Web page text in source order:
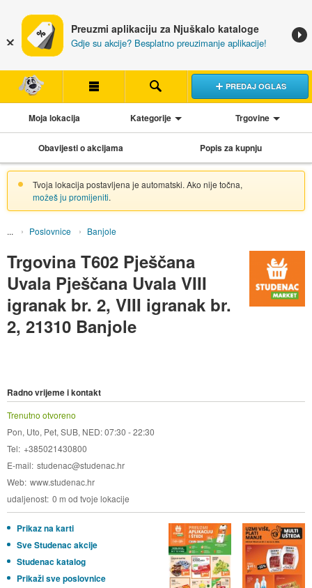
Preuzmi aplikaciju za Njuškalo kataloge
Gdje su akcije? Besplatno preuzimanje aplikacije!
PREDAJ OGLAS
Moja lokacija Kategorije Trgovine
Obavijesti o akcijama Popis za kupnju
Tvoja lokacija postavljena je automatski. Ako nije točna,
možeš ju promijeniti.
Poslovnice Banjole
Trgovina T602 Pješčana
Uvala Pješčana Uvala VIII
igranak br. 2, VIII igranak br.
2, 21310 Banjole
Radno vrijeme i kontakt
Trenutno otvoreno
Pon, Uto, Pet, SUB, NED: 07:30 - 22:30
Tel +385021430800
E-mail studenac@studenac.hr
Web www.studenac.hr
udaljenost 0 m od tvoje lokacije
Prikaz na karti
Sve Studenac akcije
Studenac katalog
Prikaži sve poslovnice